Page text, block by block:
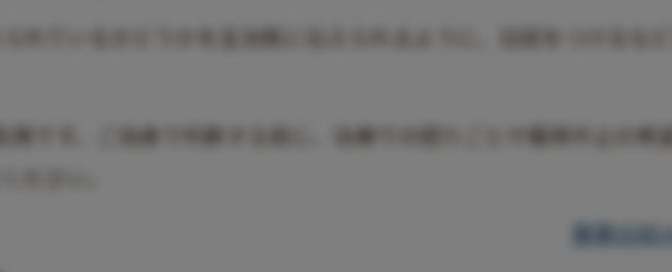
れているかどうかを主治医に伝えられるように、日誌をつけるな
険です。ご自身で判断する前に、治療での困りごとや服用中止の希望
ださい。
服薬日誌